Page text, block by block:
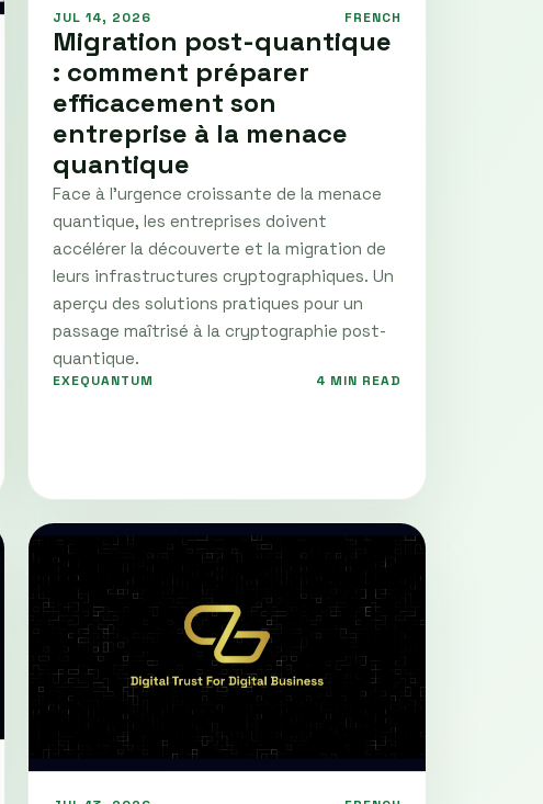
JUL 14, 2026 FRENCH
Migration post-quantique
: comment préparer
efficacement son
entreprise à la menace
quantique
Face à l'urgence croissante de la menace
quantique, les entreprises doivent
accélérer la découverte et la migration de
leurs infrastructures cryptographiques. Un
aperçu des solutions pratiques pour un
passage maîtrisé à la cryptographie post-
quantique.
EXEQUANTUM 4 MIN READ